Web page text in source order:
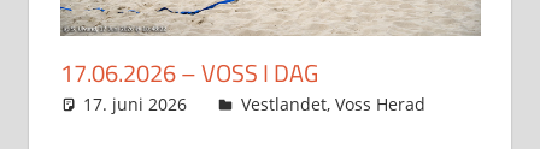
17.06.2026 – VOSS I DAG
17. juni 2026 Svein
Vestlandet, Voss Herad